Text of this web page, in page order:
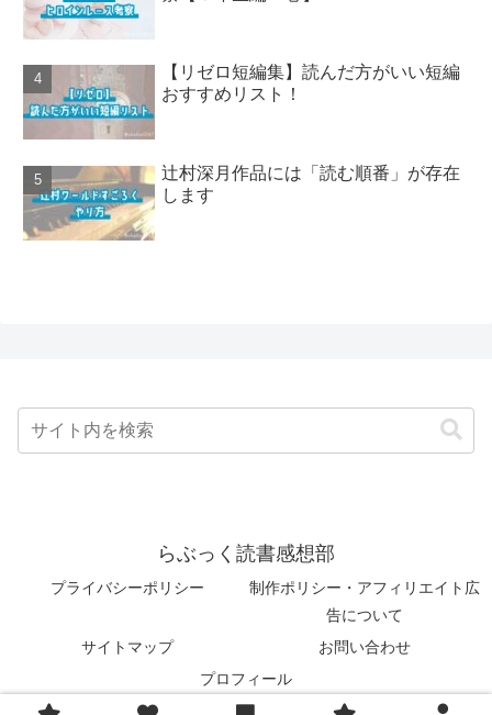
【リゼロ短編集】読んだ方がいい短編
おすすめリスト！
辻村深月作品には「読む順番」が存在
します
らぶっく読書感想部
プライバシーポリシー
制作ポリシー・アフィリエイト広
告について
サイトマップ
お問い合わせ
プロフィール